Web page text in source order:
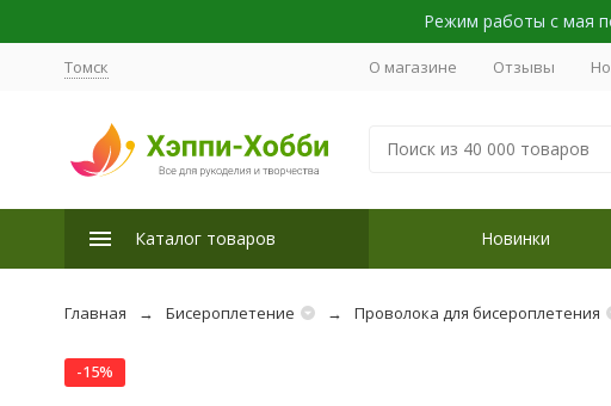
Режим работы с мая
Томск О магазине Отзывы
Каталог товаров Новинки
Главная Бисероплетение Проволока для бисероплетения
-15%